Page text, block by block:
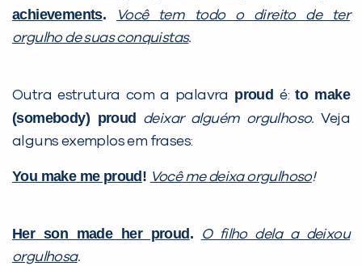
achievements.
Você tem todo o direito de ter
orgulho de suas conquistas.
Outra estrutura com a palavra proudé:to make
(somebody) proud deixar alguém orgulhoso.Veja
alguns exemplos em frases:
You make me proud! Você me deixa orgulhoso!
Her son made her proud.
O filho dela a deixou
orgulhosa.